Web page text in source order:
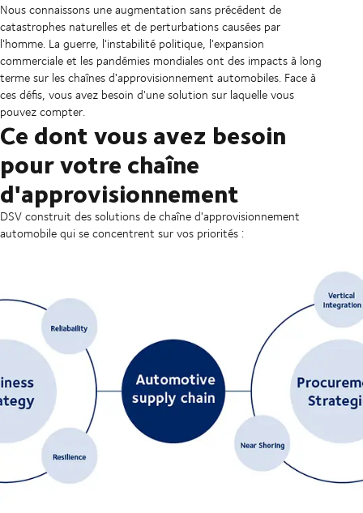
Nous connaissons une augmentation sans précédent de
catastrophes naturelles et de perturbations causées par
l'homme. La guerre, l'instabilité politique, l'expansion
commerciale et les pandémies mondiales ont des impacts à long
terme sur les chaînes d'approvisionnement automobiles. Face à
ces défis, vous avez besoin d'une solution sur laquelle vous
pouvez compter.
Ce dont vous avez besoin
pour votre chaîne
d'approvisionnement
DSV construit des solutions de chaîne d'approvisionnement
automobile qui se concentrent sur vos priorités :